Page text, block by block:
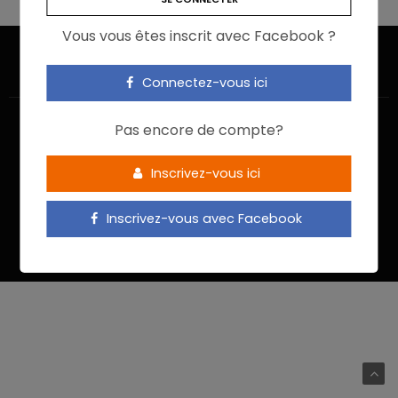
Vous vous êtes inscrit avec Facebook ?
Connectez-vous ici
Pas encore de compte?
Inscrivez-vous ici
Inscrivez-vous avec Facebook
ACCUEIL JE M’INSCRIS
NOUS CONTACTER
MENTIONS LÉGALES
POLITIQUE DE CONFIDENTIALITÉ
Food In Action © 2022